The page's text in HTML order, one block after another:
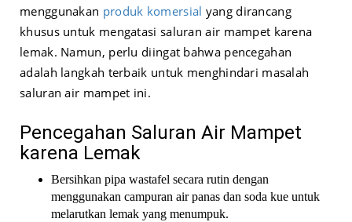
menggunakan produk komersial yang dirancang
khusus untuk mengatasi saluran air mampet karena
lemak. Namun, perlu diingat bahwa pencegahan
adalah langkah terbaik untuk menghindari masalah
saluran air mampet ini.
Pencegahan Saluran Air Mampet
karena Lemak
Bersihkan pipa wastafel secara rutin dengan
menggunakan campuran air panas dan soda kue untuk
melarutkan lemak yang menumpuk.